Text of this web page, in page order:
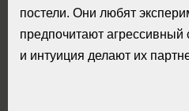
постели. Они любят
предпочитают агрессивный
и интуиция делают их